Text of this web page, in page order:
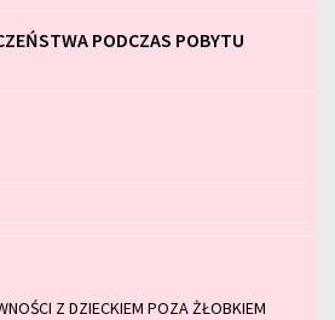
PODCZAS POBYTU
Z DZIECKIEM POZA ŻŁOBKIEM